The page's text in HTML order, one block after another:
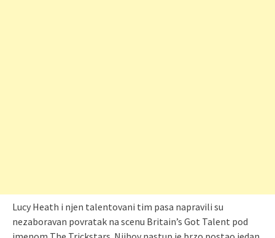
Lucy Heath i njen talentovani tim pasa napravili su
nezaboravan povratak na scenu Britain’s Got Talent pod